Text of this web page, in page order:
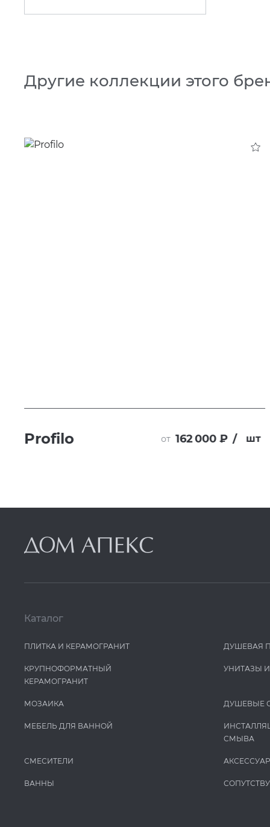
Другие коллекции этого
Profilo от 162 000 ₽ / шт
Каталог
ПЛИТКА И КЕРАМОГРАНИТ
КРУПНОФОРМАТНЫЙ
КЕРАМОГРАНИТ
МОЗАИКА
МЕБЕЛЬ ДЛЯ ВАННОЙ
СМЕСИТЕЛИ
ВАННЫ
ДУШЕВАЯ
УНИТАЗЫ
ДУШЕВЫЕ
СМЫВА